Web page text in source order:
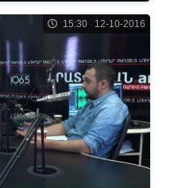
15:30 12-10-2016